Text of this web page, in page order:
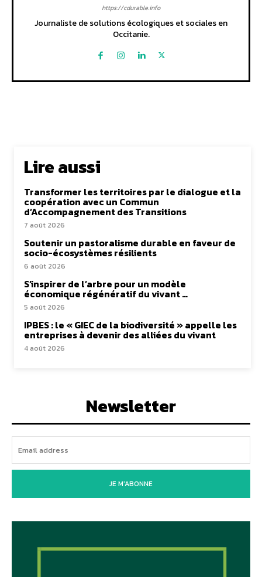
https://cdurable.info
Journaliste de solutions écologiques et sociales en
Occitanie.
Lire aussi
Transformer les territoires par le dialogue et la
coopération avec un Commun
d’Accompagnement des Transitions
7 août 2026
Soutenir un pastoralisme durable en faveur de
socio-écosystèmes résilients
6 août 2026
S’inspirer de l’arbre pour un modèle
économique régénératif du vivant …
5 août 2026
IPBES : le « GIEC de la biodiversité » appelle les
entreprises à devenir des alliées du vivant
4 août 2026
Newsletter
JE M'ABONNE